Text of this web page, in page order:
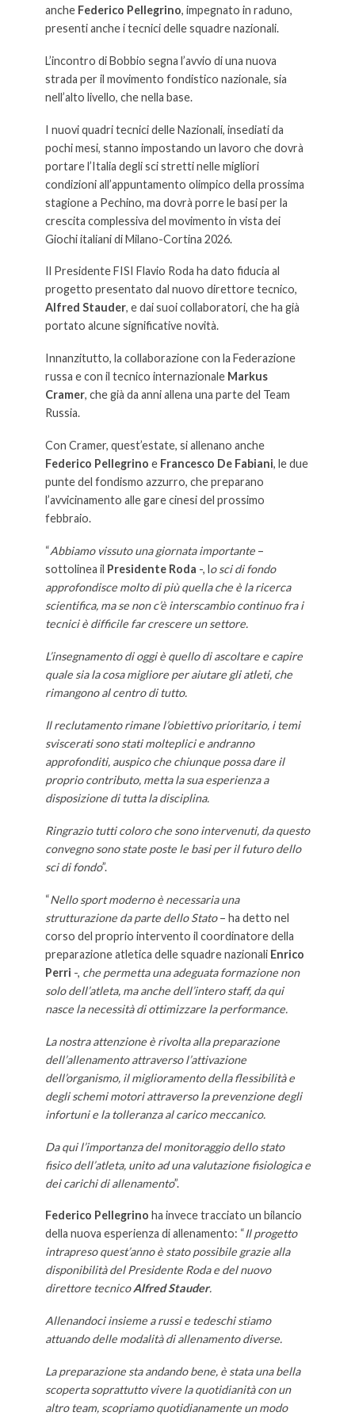
anche Federico Pellegrino, impegnato in raduno,
presenti anche i tecnici delle squadre nazionali.
L’incontro di Bobbio segna l’avvio di una nuova
strada per il movimento fondistico nazionale, sia
nell’alto livello, che nella base.
I nuovi quadri tecnici delle Nazionali, insediati da
pochi mesi, stanno impostando un lavoro che dovrà
portare l’Italia degli sci stretti nelle migliori
condizioni all’appuntamento olimpico della prossima
stagione a Pechino, ma dovrà porre le basi per la
crescita complessiva del movimento in vista dei
Giochi italiani di Milano-Cortina 2026.
Il Presidente FISI Flavio Roda ha dato fiducia al
progetto presentato dal nuovo direttore tecnico,
Alfred Stauder, e dai suoi collaboratori, che ha già
portato alcune significative novità.
Innanzitutto, la collaborazione con la Federazione
russa e con il tecnico internazionale Markus
Cramer, che già da anni allena una parte del Team
Russia.
Con Cramer, quest’estate, si allenano anche
Federico Pellegrino e Francesco De Fabiani, le due
punte del fondismo azzurro, che preparano
l’avvicinamento alle gare cinesi del prossimo
febbraio.
“Abbiamo vissuto una giornata importante–
sottolinea il Presidente Roda -, lo sci di fondo
approfondisce molto di più quella che è la ricerca
scientifica, ma se non c’è interscambio continuo fra i
tecnici è difficile far crescere un settore.
L’insegnamento di oggi è quello di ascoltare e capire
quale sia la cosa migliore per aiutare gli atleti, che
rimangono al centro di tutto.
Il reclutamento rimane l’obiettivo prioritario, i temi
sviscerati sono stati molteplici e andranno
approfonditi, auspico che chiunque possa dare il
proprio contributo, metta la sua esperienza a
disposizione di tutta la disciplina.
Ringrazio tutti coloro che sono intervenuti, da questo
convegno sono state poste le basi per il futuro dello
sci di fondo”.
“Nello sport moderno è necessaria una
strutturazione da parte dello Stato– ha detto nel
corso del proprio intervento il coordinatore della
preparazione atletica delle squadre nazionali Enrico
Perri -, che permetta una adeguata formazione non
solo dell’atleta, ma anche dell’intero staff, da qui
nasce la necessità di ottimizzare la performance.
La nostra attenzione è rivolta alla preparazione
dell’allenamento attraverso l’attivazione
dell’organismo, il miglioramento della flessibilità e
degli schemi motori attraverso la prevenzione degli
infortuni e la tolleranza al carico meccanico.
Da qui l’importanza del monitoraggio dello stato
fisico dell’atleta, unito ad una valutazione fisiologica e
dei carichi di allenamento”.
Federico Pellegrino ha invece tracciato un bilancio
della nuova esperienza di allenamento: “Il progetto
intrapreso quest’anno è stato possibile grazie alla
disponibilità del Presidente Roda e del nuovo
direttore tecnicoAlfred Stauder.
Allenandoci insieme a russi e tedeschi stiamo
attuando delle modalità di allenamento diverse.
La preparazione sta andando bene, è stata una bella
scoperta soprattutto vivere la quotidianità con un
altro team, scopriamo quotidianamente un modo